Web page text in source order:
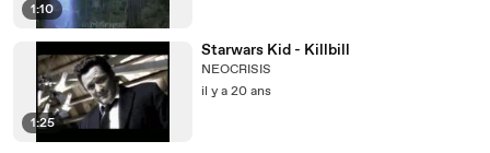
1:10
1:25
Starwars Kid - Killbill
NEOCRISIS
il y a 20 ans